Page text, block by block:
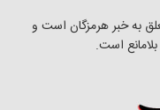
به خبر هرمزگان است و
است.